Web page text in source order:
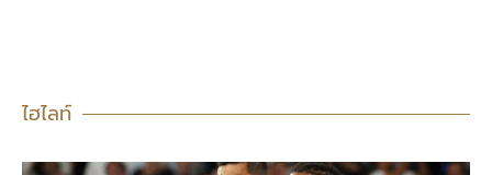
ไฮไลท์